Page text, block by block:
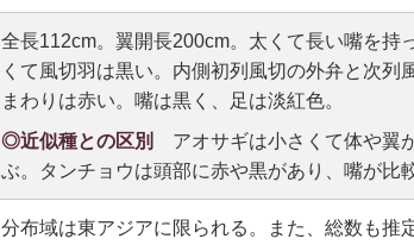
全長112cm。翼開長200cm。太くて長い嘴を持
くて風切羽は黒い。内側初列風切の外弁と次列
まわりは赤い。嘴は黒く、足は淡紅色。
◎近似種との区別 アオサギは小さくて体や翼
ぶ。タンチョウは頭部に赤や黒があり、嘴が比
分布域は東アジアに限られる。また、総数も推